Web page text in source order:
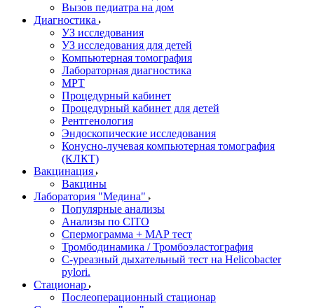
Вызов педиатра на дом
Диагностика
УЗ исследования
УЗ исследования для детей
Компьютерная томография
Лабораторная диагностика
МРТ
Процедурный кабинет
Процедурный кабинет для детей
Рентгенология
Эндоскопические исследования
Конусно-лучевая компьютерная томография
(КЛКТ)
Вакцинация
Вакцины
Лаборатория "Медина"
Популярные анализы
Анализы по CITO
Спермограмма + МАР тест
Тромбодинамика / Тромбоэластография
С-уреазный дыхательный тест на Helicobacter
pylori.
Стационар
Послеоперационный стационар